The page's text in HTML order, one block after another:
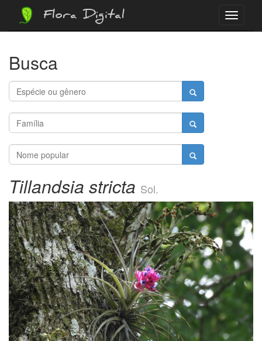
Menu
Flora Digital
Busca
Tillandsia stricta Sol.